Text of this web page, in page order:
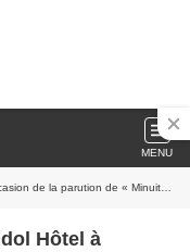
MENU
de la parution de « Minuit » !
Hôtel à